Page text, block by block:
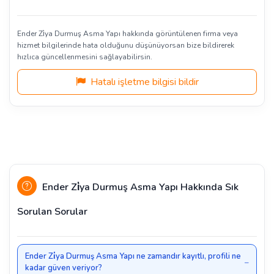
Ender Zi̇ya Durmuş Asma Yapı hakkında görüntülenen firma veya
hizmet bilgilerinde hata olduğunu düşünüyorsan bize bildirerek
hızlıca güncellenmesini sağlayabilirsin.
Hatalı işletme bilgisi bildir
Ender Zi̇ya Durmuş Asma Yapı Hakkında Sık
Sorulan Sorular
Ender Zi̇ya Durmuş Asma Yapı ne zamandır kayıtlı, profili ne
kadar güven veriyor?